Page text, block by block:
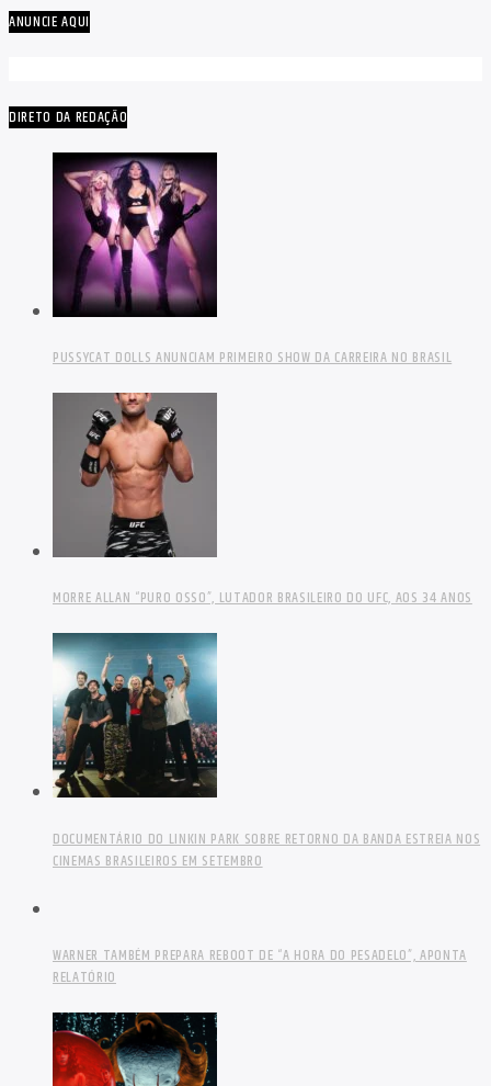
ANUNCIE AQUI
DIRETO DA REDAÇÃO
PUSSYCAT DOLLS ANUNCIAM PRIMEIRO SHOW DA CARREIRA NO BRASIL
MORRE ALLAN “PURO OSSO”, LUTADOR BRASILEIRO DO UFC, AOS 34 ANOS
DOCUMENTÁRIO DO LINKIN PARK SOBRE RETORNO DA BANDA ESTREIA NOS
CINEMAS BRASILEIROS EM SETEMBRO
WARNER TAMBÉM PREPARA REBOOT DE “A HORA DO PESADELO”, APONTA
RELATÓRIO